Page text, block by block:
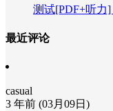
测试[PDF+听力]
最近评论
casual
3 年前 (03月09日)